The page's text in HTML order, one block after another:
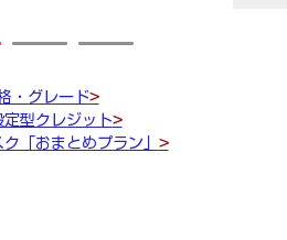
2 3
・グレード>
定型クレジット>
「おまとめプラン」 >